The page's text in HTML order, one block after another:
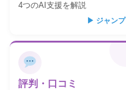
4つのAI支援を解説
▶ ジャンプ
評判・口コミ